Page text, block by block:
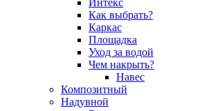
Интекс
Как выбрать?
Каркас
Площадка
Уход за водой
Чем накрыть?
Навес
Композитный
Надувной